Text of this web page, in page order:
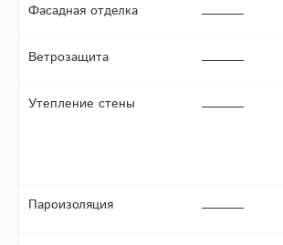
Фасадная отделка
Ветрозащита
Утепление стены
Пароизоляция